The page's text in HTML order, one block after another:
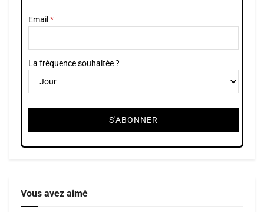
Email
La fréquence souhaitée ?
Vous avez aimé